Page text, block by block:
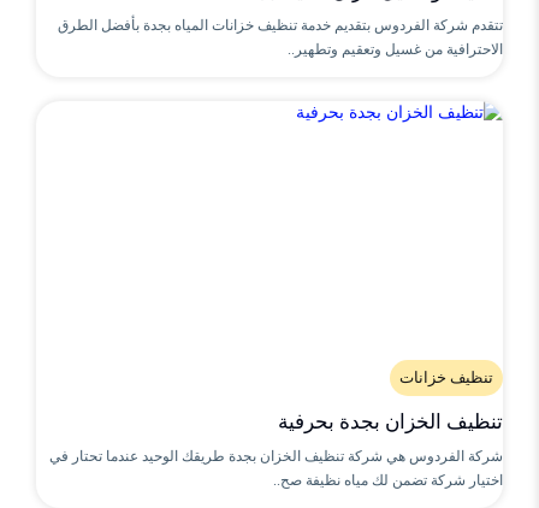
تتقدم شركة الفردوس بتقديم خدمة تنظيف خزانات المياه بجدة بأفضل الطرق
الاحترافية من غسيل وتعقيم وتطهير..
تنظيف خزانات
تنظيف الخزان بجدة بحرفية
شركة الفردوس هي شركة تنظيف الخزان بجدة طريقك الوحيد عندما تحتار في
اختيار شركة تضمن لك مياه نظيفة صح..